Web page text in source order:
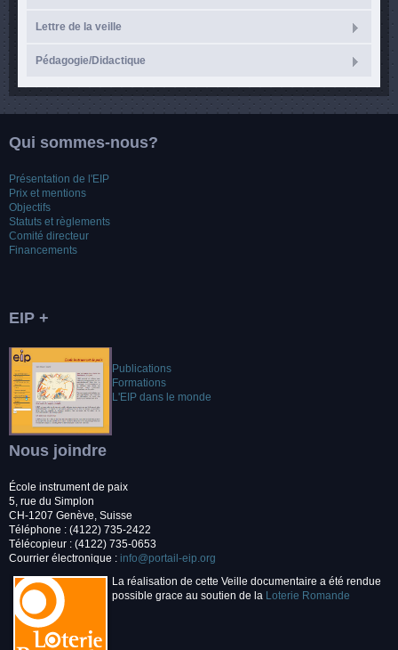
Lettre de la veille
Pédagogie/Didactique
Qui sommes-nous?
Présentation de l'EIP
Prix et mentions
Objectifs
Statuts et règlements
Comité directeur
Financements
EIP +
Publications
Formations
L'EIP dans le monde
Nous joindre
École instrument de paix
5, rue du Simplon
CH-1207 Genève, Suisse
Téléphone : (4122) 735-2422
Télécopieur : (4122) 735-0653
Courrier électronique : info@portail-eip.org
La réalisation de cette Veille documentaire a été rendue
possible grace au soutien de la Loterie Romande